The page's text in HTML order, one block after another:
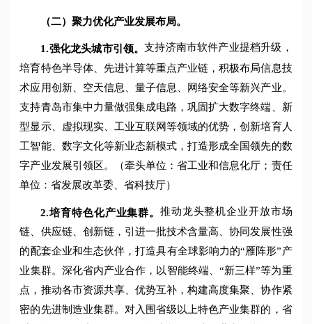
（二）聚力优化产业发展布局。
1.强化龙头城市引领。支持济南市软件产业提档升级，
培育特色半导体、先进计算等重点产业链，积极布局信息技
术应用创新、空天信息、量子信息、网络安全等新兴产业。
支持青岛市集中力量做强集成电路，巩固扩大数字终端、新
型显示、虚拟现实、工业互联网等领域的优势，创新培育人
工智能、数字文化等新业态新模式，打造形成全国领先的数
字产业发展引领区。（牵头单位：省工业和信息化厅；责任
单位：省发展改革委、省科技厅）
2.培育特色化产业集群。 推动龙头整机企业开放市场
链、供应链、创新链，引进一批技术含量高、协同发展性强
的配套企业和生态伙伴，打造具有全球影响力的“雁阵形”产
业集群。深化省内产业合作，以智能终端、“新三样”等为重
点，推动各市资源共享、优势互补，构建高度集聚、协作紧
密的先进制造业集群。对入围省级以上特色产业集群的，省